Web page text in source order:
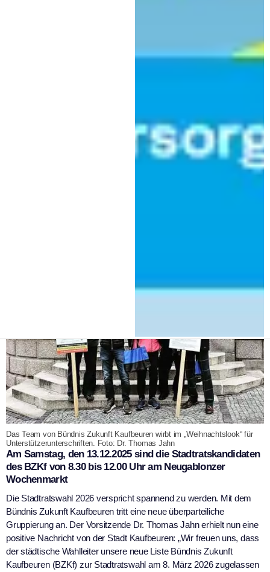
Bündnis Zukunft Kaufbeuren:
Liste zur Stadtratswahl
zugelassen – jetzt müssen zum
Das Team von Bündnis Zukunft Kaufbeuren wirbt im „Weihnachtslook“ für
Unterstützerunterschriften. Foto: Dr. Thomas Jahn
Am Samstag, den 13.12.2025 sind die Stadtratskandidaten
des BZKf von 8.30 bis 12.00 Uhr am Neugablonzer
Wochenmarkt
Die Stadtratswahl 2026 verspricht spannend zu werden. Mit dem
Bündnis Zukunft Kaufbeuren tritt eine neue überparteiliche
Gruppierung an. Der Vorsitzende Dr. Thomas Jahn erhielt nun eine
positive Nachricht von der Stadt Kaufbeuren: „Wir freuen uns, dass
der städtische Wahlleiter unsere neue Liste Bündnis Zukunft
Kaufbeuren (BZKf) zur Stadtratswahl am 8. März 2026 zugelassen